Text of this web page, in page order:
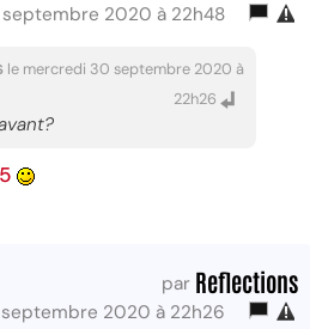
2020 à 22h48
le mercredi 30 septembre 2020 à
22h26
par Reflections
2020 à 22h26